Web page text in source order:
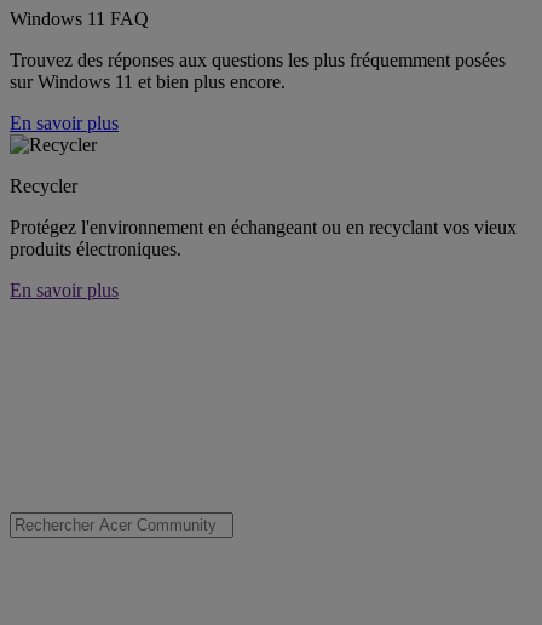
Windows 11 FAQ
Trouvez des réponses aux questions les plus fréquemment posées
sur Windows 11 et bien plus encore.
En savoir plus
Recycler
Protégez l'environnement en échangeant ou en recyclant vos vieux
produits électroniques.
En savoir plus